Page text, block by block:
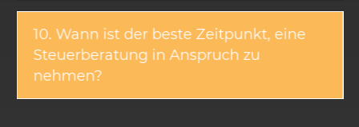
10. Wann ist der beste Zeitpunkt, eine
Steuerberatung in Anspruch zu
nehmen?